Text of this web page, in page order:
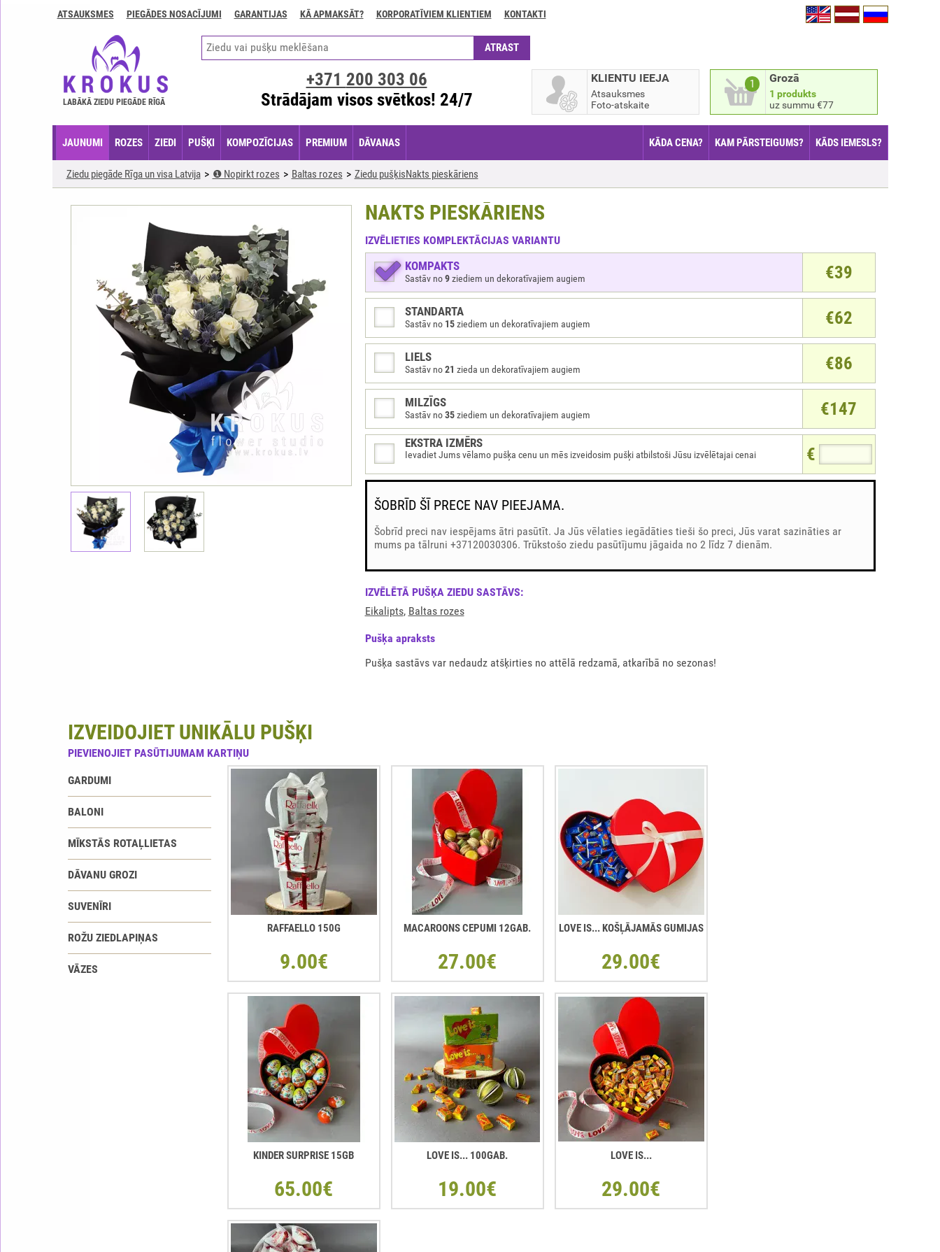
GARANTIJAS
apmaksāt?
pasūtījumu?
ATSAUKSMES PIEGĀDES NOSACĪJUMI GARANTIJAS KĀ APMAKSĀT? KORPORATĪVIEM KLIENTIEM KONTAKTI
LABĀKĀ ZIEDU PIEGĀDE RĪGĀ
1 Grozā
1 produkts
uz summu €77
KLIENTU IEEJA
Atsauksmes
Foto-atskaite
+371 200 303 06
Strādājam visos svētkos! 24/7
JAUNUMI ROZES ZIEDI PUŠĶI KOMPOZĪCIJAS PREMIUM DĀVANAS KĀDA CENA? KAM PĀRSTEIGUMS? KĀDS IEMESLS?
Ziedu piegāde Rīga un visa Latvija ❶ Nopirkt rozes Baltas rozes Ziedu pušķisNakts pieskāriens
NAKTS PIESKĀRIENS
IZVĒLIETIES KOMPLEKTĀCIJAS VARIANTU
€39
KOMPAKTS
Sastāv no9ziediem un dekoratīvajiem augiem
€62
STANDARTA
Sastāv no 15ziediem un dekoratīvajiem augiem
€86
LIELS
Sastāv no21 zieda un dekoratīvajiem augiem
€147
MILZĪGS
Sastāv no35ziediem un dekoratīvajiem augiem
€
EKSTRA IZMĒRS
Ievadiet Jums vēlamo pušķa cenu un mēs izveidosim pušķi atbilstoši Jūsu izvēlētajai cenai
ŠOBRĪD ŠĪ PRECE NAV PIEEJAMA.
Šobrīd preci nav iespējams ātri pasūtīt. Ja Jūs vēlaties iegādāties tieši šo preci, Jūs varat sazināties ar
mums pa tālruni +37120030306. Trūkstošo ziedu pasūtījumu jāgaida no 2 līdz 7 dienām.
IZVĒLĒTĀ PUŠĶA ZIEDU SASTĀVS:
Eikalipts, Baltas rozes
Pušķа apraksts
Pušķa sastāvs var nedaudz atšķirties no attēlā redzamā, atkarībā no sezonas!
IZVEIDOJIET UNIKĀLU PUŠĶI
PIEVIENOJIET PASŪTIJUMAM KARTIŅU
GARDUMI
BALONI
MĪKSTĀS ROTAĻLIETAS
DĀVANU GROZI
SUVENĪRI
ROŽU ZIEDLAPIŅAS
VĀZES
RAFFAELLO 150G
9.00€
MACAROONS CEPUMI 12GAB.
27.00€
LOVE IS... KOŠĻĀJAMĀS GUMIJAS
29.00€
KINDER SURPRISE 15GB
65.00€
LOVE IS... 100GAB.
19.00€
LOVE IS...
29.00€